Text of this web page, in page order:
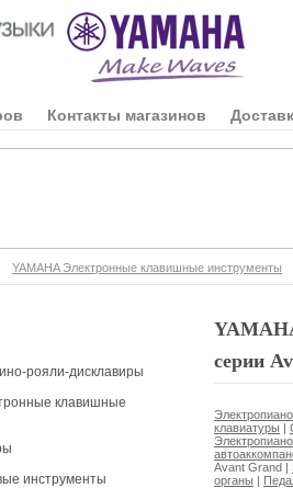
Контакты магазинов
YAMAHA Электронные клавишные инструменты
рояли-дисклавиры
клавишные
инструменты
серии
клавиатуры |
Avant Grand |
органы |